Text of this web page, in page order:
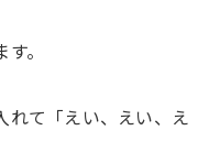
。
れて「えい、えい、え